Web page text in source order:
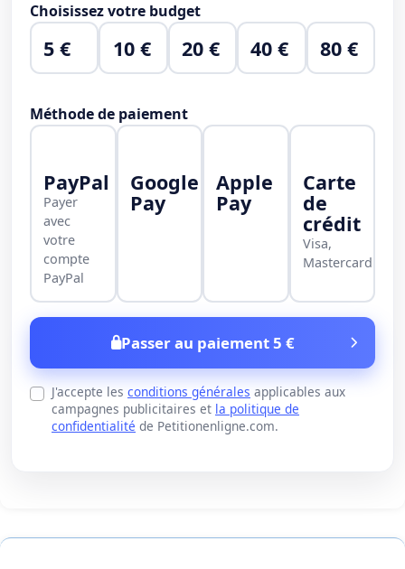
Choisissez votre budget
5 € 10 € 20 € 40 € 80 €
Méthode de paiement
PayPal
Payer
avec
votre
compte
PayPal
Google
Pay
Apple
Pay
Carte
de
crédit
Visa,
Mastercard
Passer au paiement 5 €
J'accepte les conditions générales applicables aux
campagnes publicitaires et la politique de
confidentialité de Petitionenligne.com.